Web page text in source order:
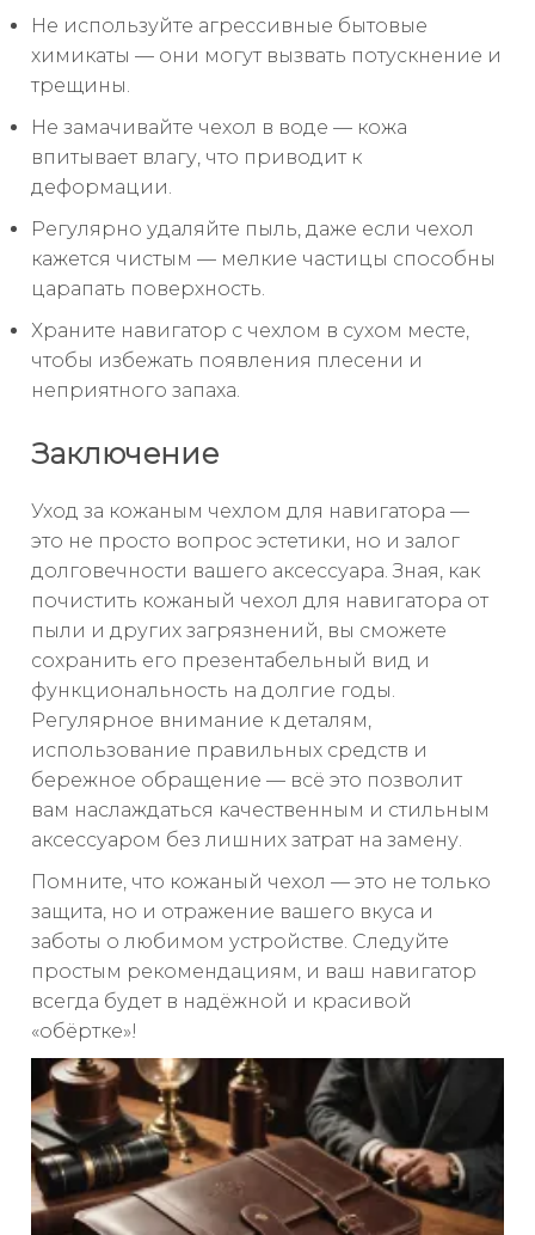
Не используйте агрессивные бытовые
химикаты — они могут вызвать потускнение и
трещины.
Не замачивайте чехол в воде — кожа
впитывает влагу, что приводит к
деформации.
Регулярно удаляйте пыль, даже если чехол
кажется чистым — мелкие частицы способны
царапать поверхность.
Храните навигатор с чехлом в сухом месте,
чтобы избежать появления плесени и
неприятного запаха.
Заключение
Уход за кожаным чехлом для навигатора —
это не просто вопрос эстетики, но и залог
долговечности вашего аксессуара. Зная, как
почистить кожаный чехол для навигатора от
пыли и других загрязнений, вы сможете
сохранить его презентабельный вид и
функциональность на долгие годы.
Регулярное внимание к деталям,
использование правильных средств и
бережное обращение — всё это позволит
вам наслаждаться качественным и стильным
аксессуаром без лишних затрат на замену.
Помните, что кожаный чехол — это не только
защита, но и отражение вашего вкуса и
заботы о любимом устройстве. Следуйте
простым рекомендациям, и ваш навигатор
всегда будет в надёжной и красивой
«обёртке»!